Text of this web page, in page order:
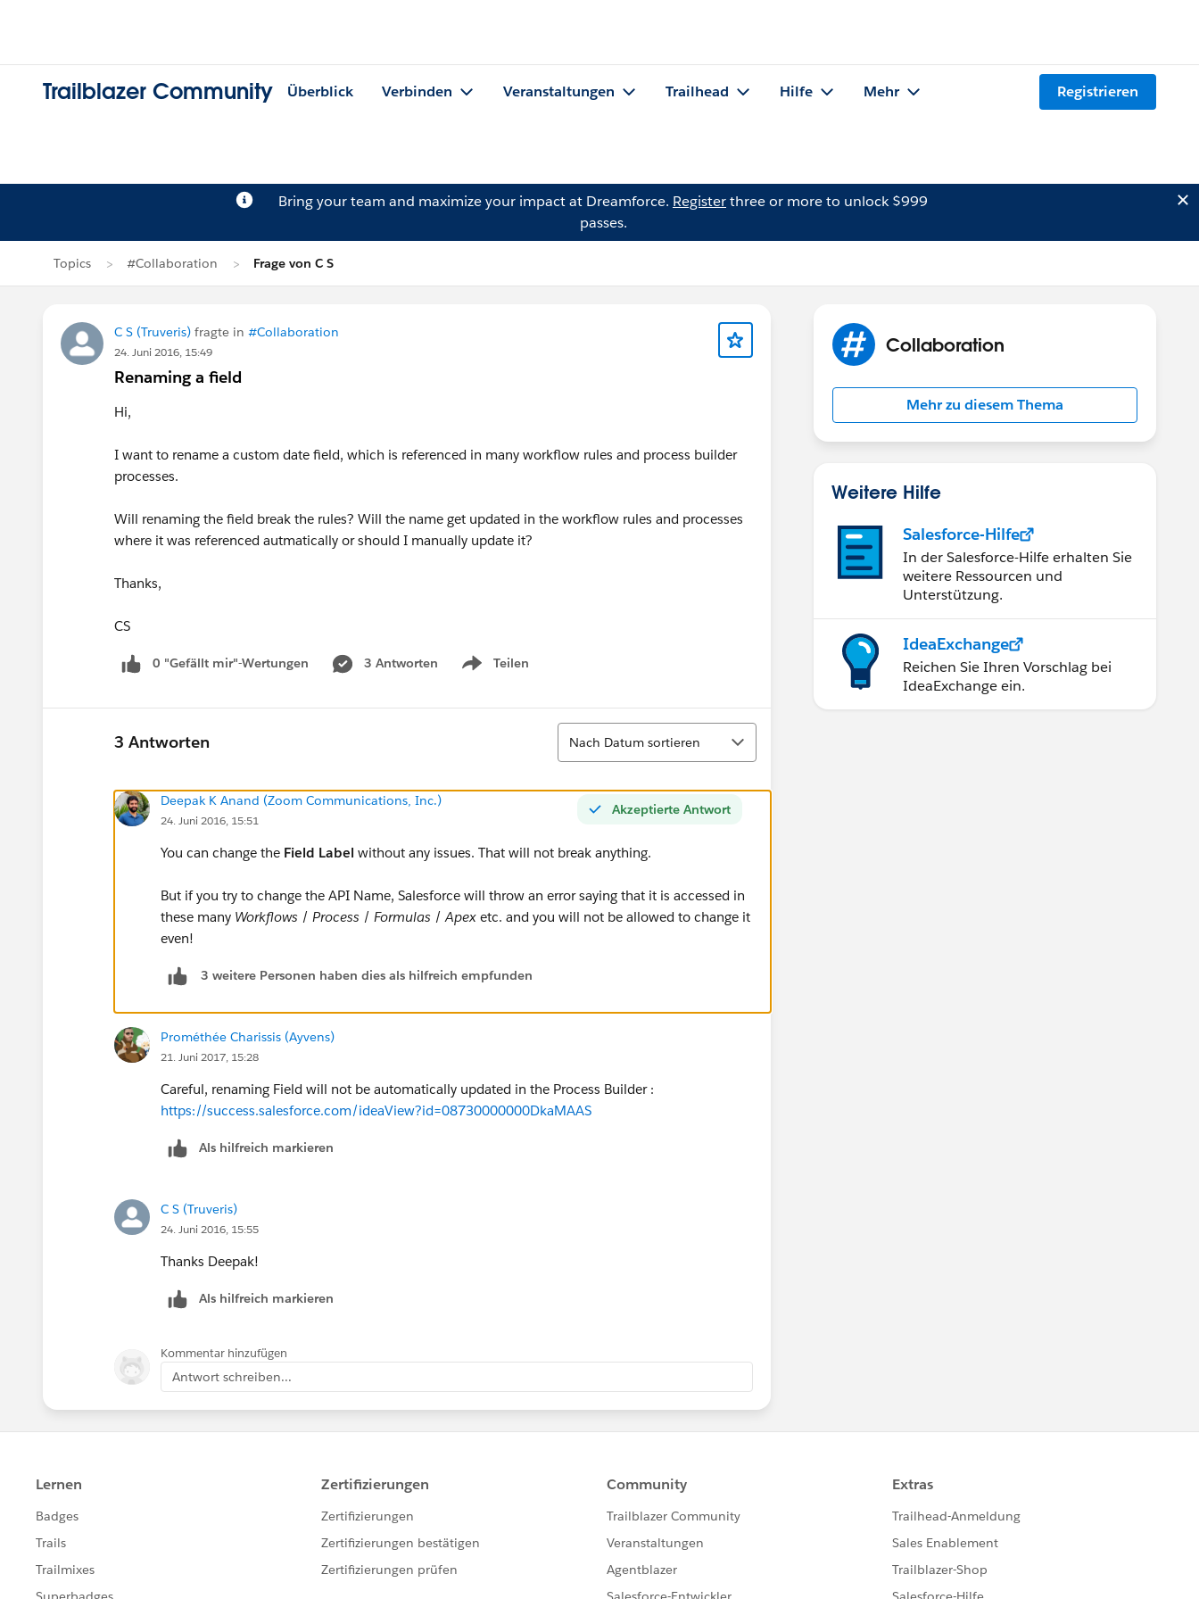
Trailblazer Community Überblick Verbinden Veranstaltungen Trailhead Hilfe Mehr Registrieren
Bring your team and maximize your impact at Dreamforce. Registerthree or more to unlock $999
passes.
Topics #Collaboration Frage von C S
C S (Truveris) fragte in #Collaboration
24. Juni 2016, 15:49
Renaming a field
Hi,
I want to rename a custom date field, which is referenced in many workflow rules and process builder
processes.
Will renaming the field break the rules? Will the name get updated in the workflow rules and processes
where it was referenced autmatically or should I manually update it?
Thanks,
CS
0 "Gefällt mir"-Wertungen 3 Antworten Teilen
Show menu
3 Antworten
Sortieren
Nach Datum sortieren
Akzeptierte Antwort
Deepak K Anand (‎‎‎‎‎‎Zoom Communications, Inc.)
24. Juni 2016, 15:51
You can change the Field Label without any issues. That will not break anything.
But if you try to change the API Name, Salesforce will throw an error saying that it is accessed in
these many Workflows / Process / Formulas /Apex etc. and you will not be allowed to change it
even!
3 weitere Personen haben dies als hilfreich empfunden
Prométhée Charissis (Ayvens)
21. Juni 2017, 15:28
Careful, renaming Field will not be automatically updated in the Process Builder :
https://success.salesforce.com/ideaView?id=08730000000DkaMAAS
Als hilfreich markieren
C S (Truveris)
24. Juni 2016, 15:55
Thanks Deepak!
Als hilfreich markieren
Kommentar hinzufügen
Antwort schreiben...
Collaboration
Mehr zu diesem Thema
Weitere Hilfe
Salesforce-Hilfe
In der Salesforce-Hilfe erhalten Sie
weitere Ressourcen und
Unterstützung.
IdeaExchange
Reichen Sie Ihren Vorschlag bei
IdeaExchange ein.